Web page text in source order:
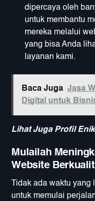
dipercaya oleh
untuk membantu
mereka melalui
yang bisa Anda
layanan kami.
Baca Juga Jasa
Digital untuk
Lihat Juga Profil
Mulailah
Website
Tidak ada waktu
untuk memulai